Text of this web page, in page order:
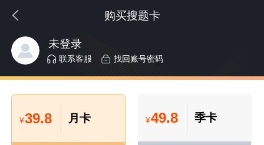
购买搜题卡
未登录
联系客服 找回账号密码
¥39.8 月卡 ¥49.8 季卡